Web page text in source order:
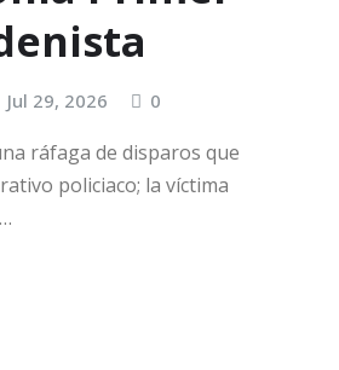
Jul 29, 2026 0
ráfaga de disparos que
policiaco; la víctima